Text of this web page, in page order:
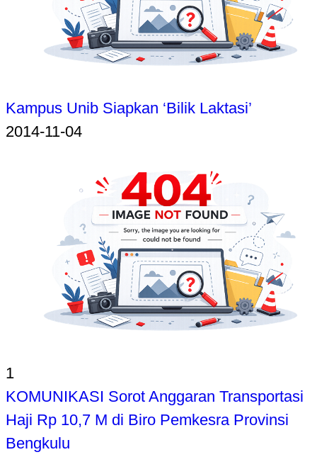
Kampus Unib Siapkan ‘Bilik Laktasi’
2014-11-04
1
KOMUNIKASI Sorot Anggaran Transportasi
Haji Rp 10,7 M di Biro Pemkesra Provinsi
Bengkulu